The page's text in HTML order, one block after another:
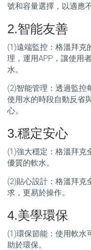
號和容量選擇，以適應
2.智能友善
(1)遠端監控：格溫拜克
理，運用APP，讓使用
水。
(2)智能管理：透過監控
使用水的時段自動反省
心。
3.穩定安心
(1)強大穩定：格溫拜克
優質的軟水。
(2)貼心設計：格溫拜克
求，更易於操作。
4.美學環保
(1)環保節能：使用軟水
助於環保。